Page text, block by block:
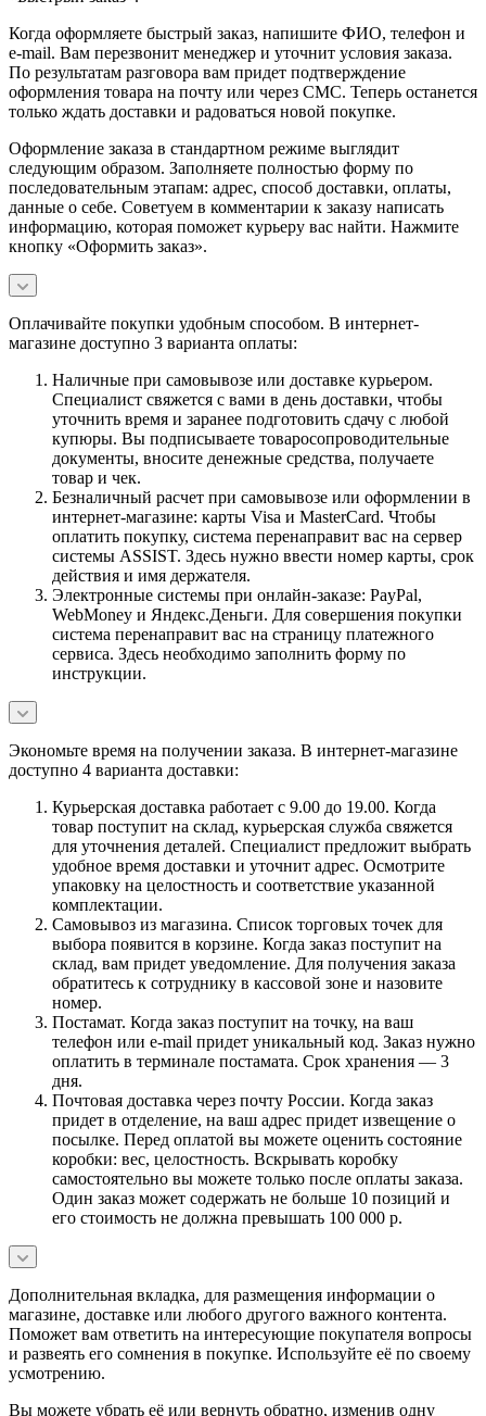
Когда оформляете быстрый заказ, напишите ФИО, телефон и
e-mail. Вам перезвонит менеджер и уточнит условия заказа.
По результатам разговора вам придет подтверждение
оформления товара на почту или через СМС. Теперь останется
только ждать доставки и радоваться новой покупке.
Оформление заказа в стандартном режиме выглядит
следующим образом. Заполняете полностью форму по
последовательным этапам: адрес, способ доставки, оплаты,
данные о себе. Советуем в комментарии к заказу написать
информацию, которая поможет курьеру вас найти. Нажмите
кнопку «Оформить заказ».
Оплачивайте покупки удобным способом. В интернет-
магазине доступно 3 варианта оплаты:
Наличные при самовывозе или доставке курьером.
Специалист свяжется с вами в день доставки, чтобы
уточнить время и заранее подготовить сдачу с любой
купюры. Вы подписываете товаросопроводительные
документы, вносите денежные средства, получаете
товар и чек.
Безналичный расчет при самовывозе или оформлении в
интернет-магазине: карты Visa и MasterCard. Чтобы
оплатить покупку, система перенаправит вас на сервер
системы ASSIST. Здесь нужно ввести номер карты, срок
действия и имя держателя.
Электронные системы при онлайн-заказе: PayPal,
WebMoney и Яндекс.Деньги. Для совершения покупки
система перенаправит вас на страницу платежного
сервиса. Здесь необходимо заполнить форму по
инструкции.
Экономьте время на получении заказа. В интернет-магазине
доступно 4 варианта доставки:
Курьерская доставка работает с 9.00 до 19.00. Когда
товар поступит на склад, курьерская служба свяжется
для уточнения деталей. Специалист предложит выбрать
удобное время доставки и уточнит адрес. Осмотрите
упаковку на целостность и соответствие указанной
комплектации.
Самовывоз из магазина. Список торговых точек для
выбора появится в корзине. Когда заказ поступит на
склад, вам придет уведомление. Для получения заказа
обратитесь к сотруднику в кассовой зоне и назовите
номер.
Постамат. Когда заказ поступит на точку, на ваш
телефон или e-mail придет уникальный код. Заказ нужно
оплатить в терминале постамата. Срок хранения — 3
дня.
Почтовая доставка через почту России. Когда заказ
придет в отделение, на ваш адрес придет извещение о
посылке. Перед оплатой вы можете оценить состояние
коробки: вес, целостность. Вскрывать коробку
самостоятельно вы можете только после оплаты заказа.
Один заказ может содержать не больше 10 позиций и
его стоимость не должна превышать 100 000 р.
Дополнительная вкладка, для размещения информации о
магазине, доставке или любого другого важного контента.
Поможет вам ответить на интересующие покупателя вопросы
и развеять его сомнения в покупке. Используйте её по своему
усмотрению.
Вы можете убрать её или вернуть обратно, изменив одну